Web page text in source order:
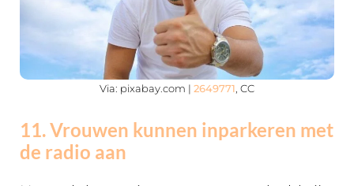
Via: pixabay.com | 2649771 , CC
11. Vrouwen kunnen inparkeren met
de radio aan